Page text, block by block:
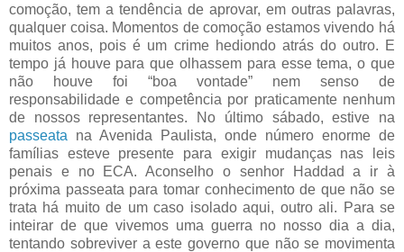
comoção, tem a tendência de aprovar, em outras palavras,
qualquer coisa. Momentos de comoção estamos vivendo há
muitos anos, pois é um crime hediondo atrás do outro. E
tempo já houve para que olhassem para esse tema, o que
não houve foi “boa vontade” nem senso de
responsabilidade e competência por praticamente nenhum
de nossos representantes. No último sábado, estive na
passeata na Avenida Paulista, onde número enorme de
famílias esteve presente para exigir mudanças nas leis
penais e no ECA. Aconselho o senhor Haddad a ir à
próxima passeata para tomar conhecimento de que não se
trata há muito de um caso isolado aqui, outro ali. Para se
inteirar de que vivemos uma guerra no nosso dia a dia,
tentando sobreviver a este governo que não se movimenta